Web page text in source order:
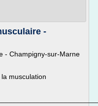
-
- Champigny-sur-Marne
musculation